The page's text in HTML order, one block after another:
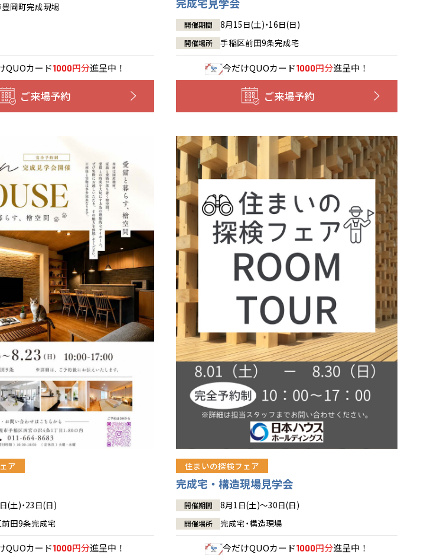
岡町完成現場
QUOカード1000円分進呈中！
ご来場予約
完成宅見学会
開催期間 8月15日(土)・16日(日)
開催場所 手稲区前田9条完成宅
今だけQUOカード1000円分進呈中！
ご来場予約
ア
(土)・23日(日)
田9条完成宅
QUOカード1000円分進呈中！
住まいの探検フェア
完成宅・構造現場見学会
開催期間 8月1日(土)～30日(日)
開催場所 完成宅・構造現場
今だけQUOカード1000円分進呈中！